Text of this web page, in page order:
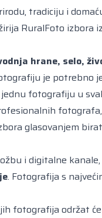
tradiciju i
RuralFoto izbora
hrane, selo,
je potrebno
fotografiju u
glasovanjem
i digitalne
. Fotografija s
fotografija održat